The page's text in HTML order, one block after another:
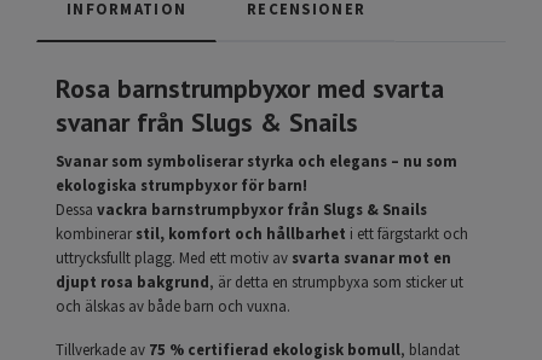
INFORMATION RECENSIONER
Rosa barnstrumpbyxor med svarta
svanar från Slugs & Snails
Svanar som symboliserar styrka och elegans – nu som
ekologiska strumpbyxor för barn!
Dessa vackra barnstrumpbyxor från Slugs & Snails
kombinerarstil, komfort och hållbarhet i ett färgstarkt och
uttrycksfullt plagg. Med ett motiv av svarta svanar mot en
djupt rosa bakgrund, är detta en strumpbyxa som sticker ut
och älskas av både barn och vuxna.
Tillverkade av 75 % certifierad ekologisk bomull, blandat